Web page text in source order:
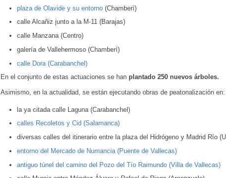
plaza de Olavide y su entorno(Chamberí)
calle Alcañiz junto a la M-11 (Barajas)
calle Manzana (Centro)
galería de Vallehermoso (Chamberí)
calle Dora (Carabanchel)
En el conjunto de estas actuaciones se han plantado 250 nuevos árboles.
Asimismo, en la actualidad, se están ejecutando obras de peatonalización en:
la ya citada calle Laguna (Carabanchel)
calles Recoletos y Cid (Salamanca)
diversas calles del itinerario entre la plaza del Hidrógeno y Madrid Río
entorno del Mercado de Numancia (Puente de Vallecas)
antiguo túnel del camino del Pozo del Tío Raimundo (Villa de Vallecas)